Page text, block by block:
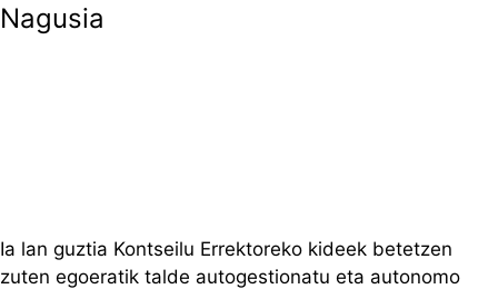
Nagusia
Ia lan guztia Kontseilu Errektoreko kideek betetzen
zuten egoeratik talde autogestionatu eta autonomo